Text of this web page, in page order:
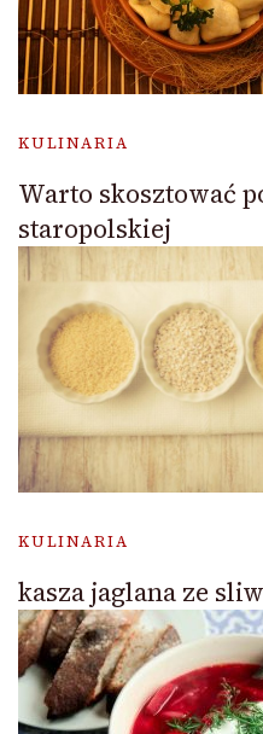
KULINARIA
Warto skosztować
staropolskiej
KULINARIA
kasza jaglana ze